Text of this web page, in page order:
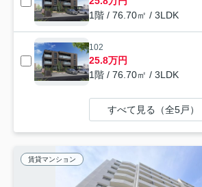
1階 / 76.70㎡ / 3LDK
102
25.8万円
1階 / 76.70㎡ / 3LDK
すべて見る（全5戸）
賃貸マンション